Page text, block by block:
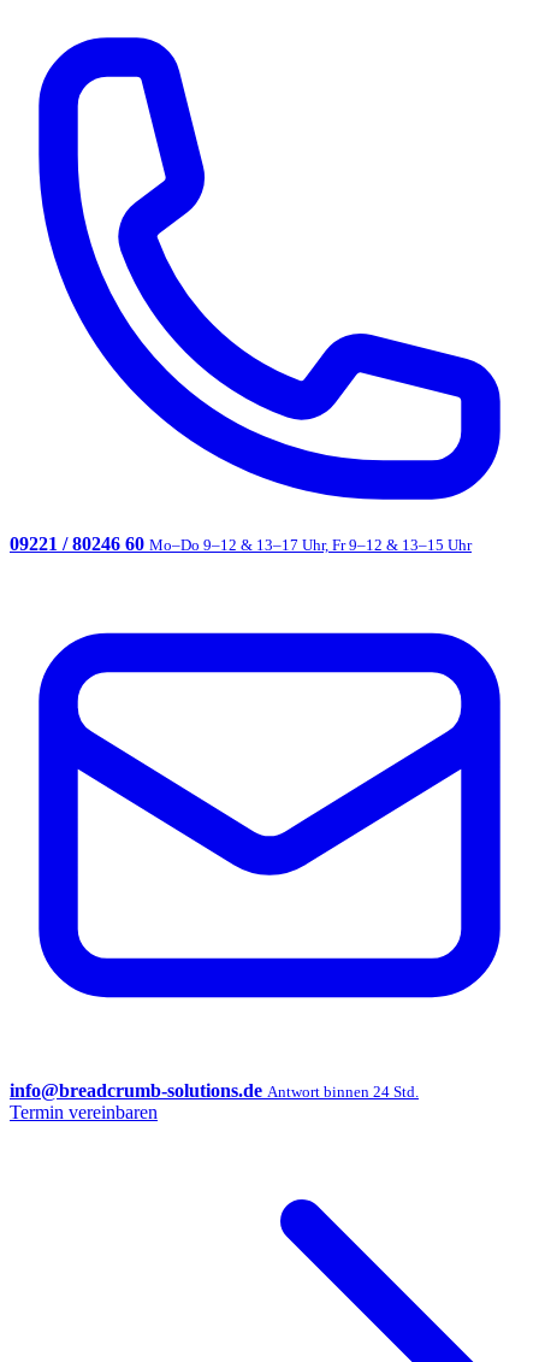
09221 / 80246 60 Mo–Do 9–12 & 13–17 Uhr, Fr 9–12 & 13–15 Uhr
info@breadcrumb-solutions.de Antwort binnen 24 Std.
Termin vereinbaren